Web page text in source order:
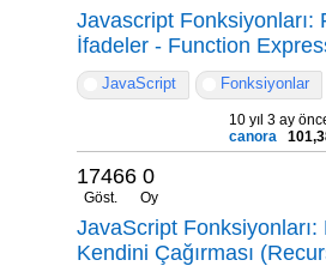
Javascript Fonksiyonları:
İfadeler - Function
JavaScript Fonksiyonlar
10 yıl 3 ay
canora
17466
Göst.
0
Oy
JavaScript Fonksiyonları:
Kendini Çağırması